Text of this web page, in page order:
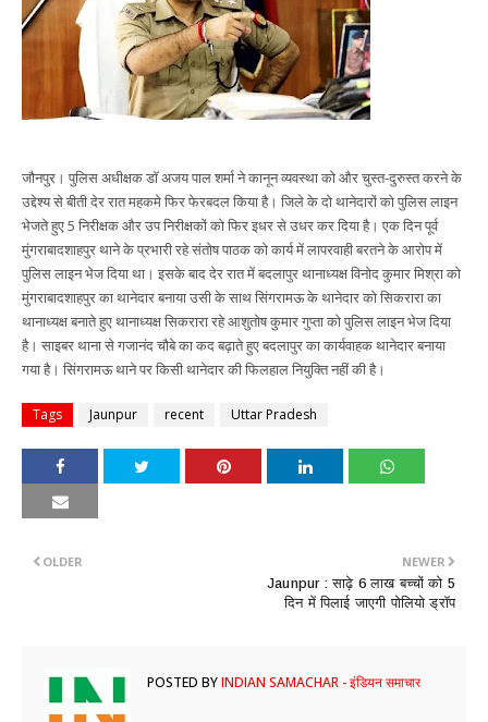
जौनपुर। पुलिस अधीक्षक डॉ अजय पाल शर्मा ने कानून व्यवस्था को और चुस्त-दुरुस्त करने के
उद्देश्य से बीती देर रात महकमे फिर फेरबदल किया है। जिले के दो थानेदारों को पुलिस लाइन
भेजते हुए 5 निरीक्षक और उप निरीक्षकों को फिर इधर से उधर कर दिया है। एक दिन पूर्व
मुंगराबादशाहपुर थाने के प्रभारी रहे संतोष पाठक को कार्य में लापरवाही बरतने के आरोप में
पुलिस लाइन भेज दिया था। इसके बाद देर रात में बदलापुर थानाध्यक्ष विनोद कुमार मिश्रा को
मुंगराबादशाहपुर का थानेदार बनाया उसी के साथ सिंगरामऊ के थानेदार को सिकरारा का
थानाध्यक्ष बनाते हुए थानाध्यक्ष सिकरारा रहे आशुतोष कुमार गुप्ता को पुलिस लाइन भेज दिया
है। साइबर थाना से गजानंद चौबे का कद बढ़ाते हुए बदलापुर का कार्यवाहक थानेदार बनाया
गया है। सिंगरामऊ थाने पर किसी थानेदार की फिलहाल नियुक्ति नहीं की है।
Tags Jaunpur recent Uttar Pradesh
NEWER
Jaunpur : साढ़े 6 लाख बच्चों को 5
दिन में पिलाई जाएगी पोलियो ड्रॉप
OLDER
POSTED BYINDIAN SAMACHAR - इंडियन समाचार